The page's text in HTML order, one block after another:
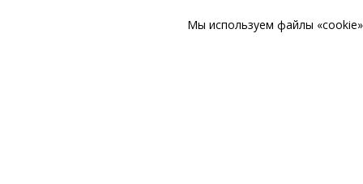
Мы используем файлы «cookie»